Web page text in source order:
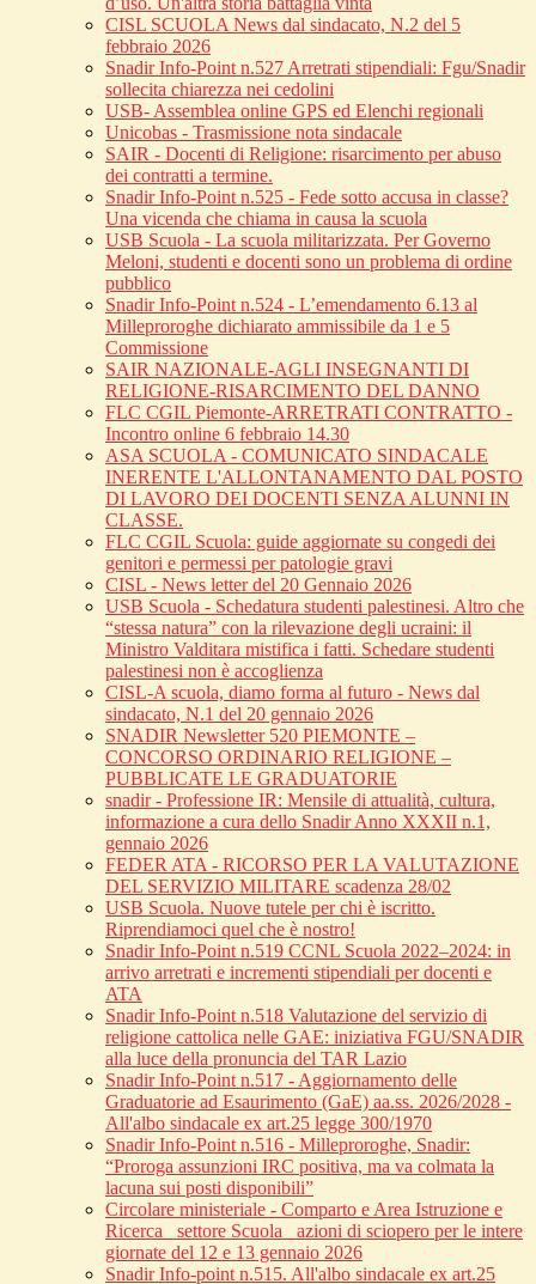
CISL SCUOLA News dal sindacato, N.2 del 5
febbraio 2026
Snadir Info-Point n.527 Arretrati stipendiali: Fgu/Snadir
sollecita chiarezza nei cedolini
USB- Assemblea online GPS ed Elenchi regionali
Unicobas - Trasmissione nota sindacale
SAIR - Docenti di Religione: risarcimento per abuso
dei contratti a termine.
Snadir Info-Point n.525 - Fede sotto accusa in classe?
Una vicenda che chiama in causa la scuola
USB Scuola - La scuola militarizzata. Per Governo
Meloni, studenti e docenti sono un problema di ordine
pubblico
Snadir Info-Point n.524 - L’emendamento 6.13 al
Milleproroghe dichiarato ammissibile da 1 e 5
Commissione
SAIR NAZIONALE-AGLI INSEGNANTI DI
RELIGIONE-RISARCIMENTO DEL DANNO
FLC CGIL Piemonte-ARRETRATI CONTRATTO -
Incontro online 6 febbraio 14.30
ASA SCUOLA - COMUNICATO SINDACALE
INERENTE L'ALLONTANAMENTO DAL POSTO
DI LAVORO DEI DOCENTI SENZA ALUNNI IN
CLASSE.
FLC CGIL Scuola: guide aggiornate su congedi dei
genitori e permessi per patologie gravi
CISL - News letter del 20 Gennaio 2026
USB Scuola - Schedatura studenti palestinesi. Altro che
“stessa natura” con la rilevazione degli ucraini: il
Ministro Valditara mistifica i fatti. Schedare studenti
palestinesi non è accoglienza
CISL-A scuola, diamo forma al futuro - News dal
sindacato, N.1 del 20 gennaio 2026
SNADIR Newsletter 520 PIEMONTE –
CONCORSO ORDINARIO RELIGIONE –
PUBBLICATE LE GRADUATORIE
snadir - Professione IR: Mensile di attualità, cultura,
informazione a cura dello Snadir Anno XXXII n.1,
gennaio 2026
FEDER ATA - RICORSO PER LA VALUTAZIONE
DEL SERVIZIO MILITARE scadenza 28/02
USB Scuola. Nuove tutele per chi è iscritto.
Riprendiamoci quel che è nostro!
Snadir Info-Point n.519 CCNL Scuola 2022–2024: in
arrivo arretrati e incrementi stipendiali per docenti e
ATA
Snadir Info-Point n.518 Valutazione del servizio di
religione cattolica nelle GAE: iniziativa FGU/SNADIR
alla luce della pronuncia del TAR Lazio
Snadir Info-Point n.517 - Aggiornamento delle
Graduatorie ad Esaurimento (GaE) aa.ss. 2026/2028 -
All'albo sindacale ex art.25 legge 300/1970
Snadir Info-Point n.516 - Milleproroghe, Snadir:
“Proroga assunzioni IRC positiva, ma va colmata la
lacuna sui posti disponibili”
Circolare ministeriale - Comparto e Area Istruzione e
Ricerca_ settore Scuola_ azioni di sciopero per le intere
giornate del 12 e 13 gennaio 2026
Snadir Info-point n.515. All'albo sindacale ex art.25